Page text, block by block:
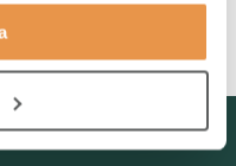
sätta dig in i nya miljöer,
är som störst.